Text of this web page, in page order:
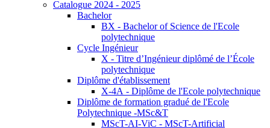
Catalogue 2024 - 2025
Bachelor
BX - Bachelor of Science de l'Ecole
polytechnique
Cycle Ingénieur
X - Titre d’Ingénieur diplômé de l’École
polytechnique
Diplôme d'établissement
X-4A - Diplôme de l'Ecole polytechnique
Diplôme de formation gradué de l'Ecole
Polytechnique -MSc&T
MScT-AI-ViC - MScT-Artificial